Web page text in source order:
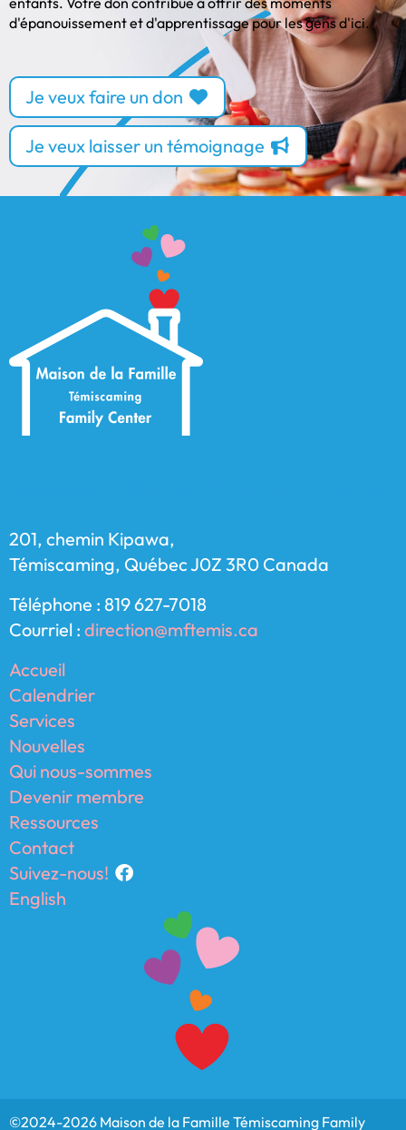
d'épanouissement et d'apprentissage pour les gens d'ici.
Je veux faire un don
Je veux laisser un témoignage
201, chemin Kipawa,
Témiscaming, Québec J0Z 3R0 Canada
Téléphone : 819 627-7018
Courriel : direction@mftemis.ca
Accueil
Calendrier
Services
Nouvelles
Qui nous-sommes
Devenir membre
Ressources
Contact
Suivez-nous!
English
©2024-2026 Maison de la Famille Témiscaming Family